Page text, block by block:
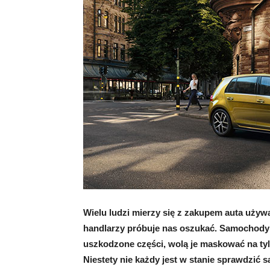
Wielu ludzi mierzy się z zakupem auta
handlarzy próbuje nas oszukać.
uszkodzone części, wolą je maskować na
Niestety nie każdy jest w stanie sprawdzić